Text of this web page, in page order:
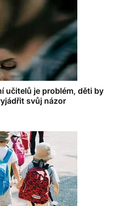
učitelů je problém, děti by
svůj názor